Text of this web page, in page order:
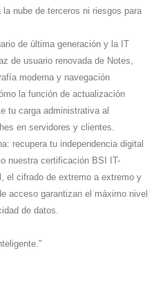
nube de terceros ni riesgos para
de última generación y la IT
de usuario renovada de Notes,
moderna y navegación
la función de actualización
tu carga administrativa al
en servidores y clientes.
recupera tu independencia digital
nuestra certificación BSI IT-
el cifrado de extremo a extremo y
acceso garantizan el máximo nivel
de datos.